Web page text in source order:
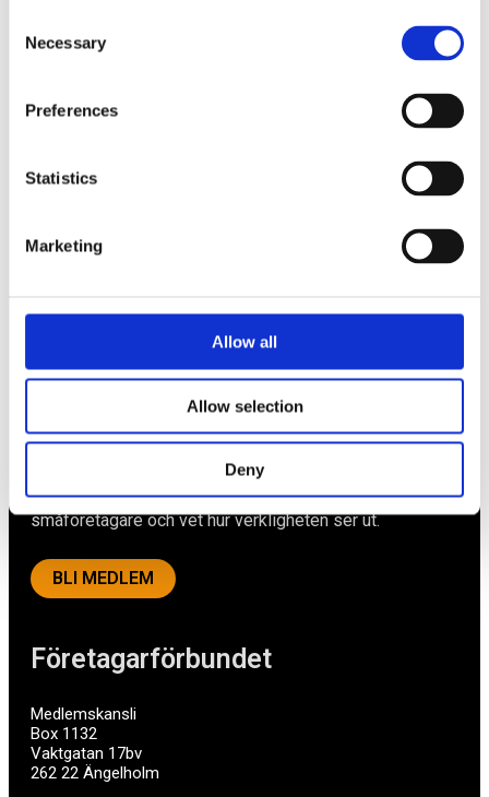
Selection
Necessary
Preferences
Statistics
Marketing
Allow all
Allow selection
Deny
Företagarförbundet
Medlemskansli
Box 1132
Vaktgatan 17bv
262 22 Ängelholm
Ett medlemskap späckat med småföretagaranpassade
medlemstjänster och förmåner. Din egen
inköpsavdelning, rådgivning, försäkringspaket och
mycket mer. Vi fokuserar på soloföretagare och små
företag med företagaren i fokus. Vi är själva
småföretagare och vet hur verkligheten ser ut.
BLI MEDLEM
Näringspolitik
Nyheter